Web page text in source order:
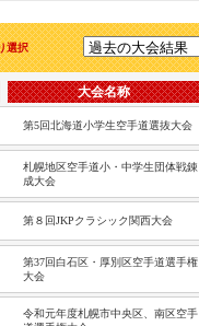
選択
大会名称
第5回北海道小学生空手道選抜大会
札幌地区空手道小・中学生団体戦錬
成大会
第８回JKPクラシック関西大会
第37回白石区・厚別区空手道選手権
大会
令和元年度札幌市中央区、南区空手